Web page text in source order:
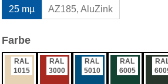
25 mµ AZ185, AluZink
Farbeauswählen
RAL
1015
RAL
3000
RAL
5010
RAL
6005